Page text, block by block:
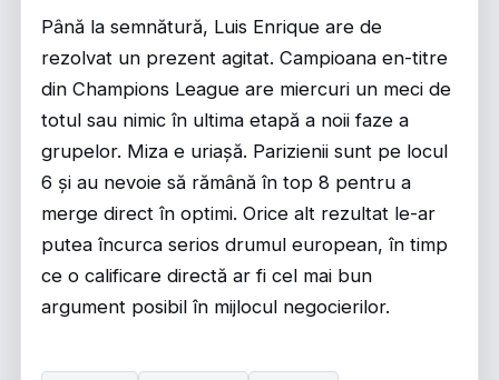
Până la semnătură, Luis Enrique are de
rezolvat un prezent agitat. Campioana en-titre
din Champions League are miercuri un meci de
totul sau nimic în ultima etapă a noii faze a
grupelor. Miza e uriașă. Parizienii sunt pe locul
6 și au nevoie să rămână în top 8 pentru a
merge direct în optimi. Orice alt rezultat le-ar
putea încurca serios drumul european, în timp
ce o calificare directă ar fi cel mai bun
argument posibil în mijlocul negocierilor.